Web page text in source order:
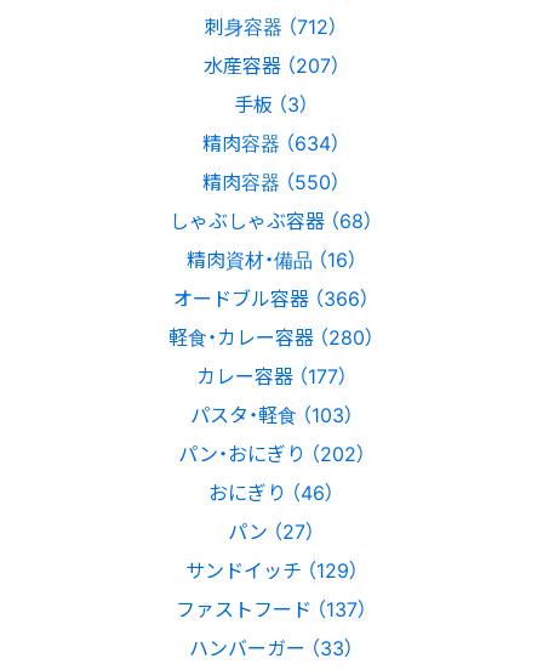
刺身容器 （712）
水産容器 （207）
手板 （3）
精肉容器 （634）
精肉容器 （550）
しゃぶしゃぶ容器 （68）
精肉資材・備品 （16）
オードブル容器 （366）
軽食・カレー容器 （280）
カレー容器 （177）
パスタ・軽食 （103）
パン・おにぎり （202）
おにぎり （46）
パン （27）
サンドイッチ （129）
ファストフード （137）
ハンバーガー （33）